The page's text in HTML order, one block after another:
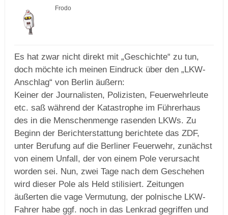
Frodo
Es hat zwar nicht direkt mit „Geschichte“ zu tun,
doch möchte ich meinen Eindruck über den „LKW-
Anschlag“ von Berlin äußern:
Keiner der Journalisten, Polizisten, Feuerwehrleute
etc. saß während der Katastrophe im Führerhaus
des in die Menschenmenge rasenden LKWs. Zu
Beginn der Berichterstattung berichtete das ZDF,
unter Berufung auf die Berliner Feuerwehr, zunächst
von einem Unfall, der von einem Pole verursacht
worden sei. Nun, zwei Tage nach dem Geschehen
wird dieser Pole als Held stilisiert. Zeitungen
äußerten die vage Vermutung, der polnische LKW-
Fahrer habe ggf. noch in das Lenkrad gegriffen und